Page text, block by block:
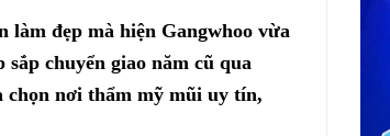
làm đẹp mà hiện Gangwhoo vừa
sắp chuyển giao năm cũ qua
chọn nơi thẩm mỹ mũi uy tín,